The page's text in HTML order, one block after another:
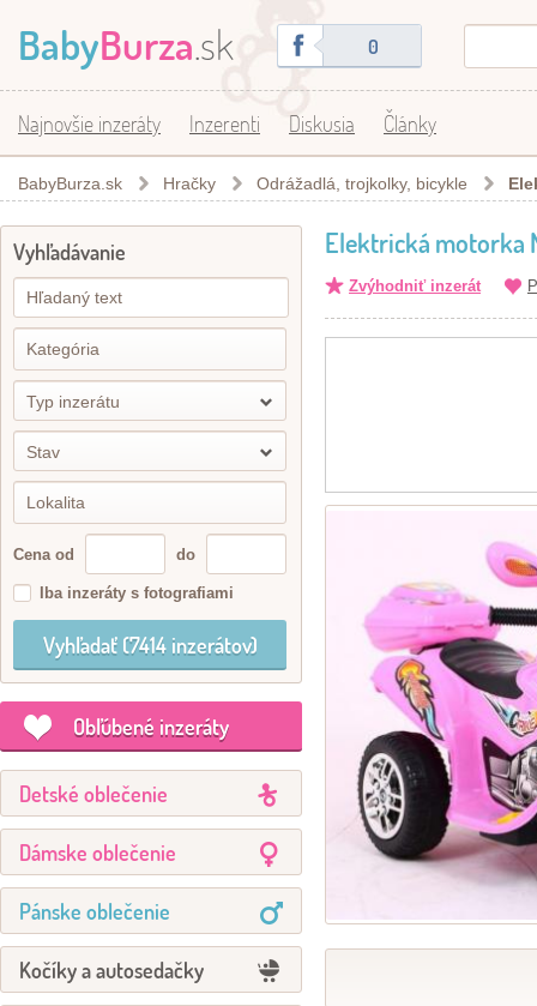
BabyBurza.sk 0
Najnovšie inzeráty Inzerenti Diskusia Články
BabyBurza.sk Hračky Odrážadlá, trojkolky, bicykle
Vyhľadávanie
Typ inzerátu
Stav
Cena od do
Iba inzeráty s fotografiami
Obľúbené inzeráty
Detské oblečenie
Dámske oblečenie
Pánske oblečenie
Kočíky a autosedačky
Elektrická motorka
Zvýhodniť inzerát